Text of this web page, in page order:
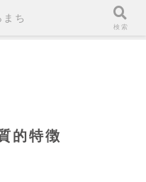
的特徴
ち
検索